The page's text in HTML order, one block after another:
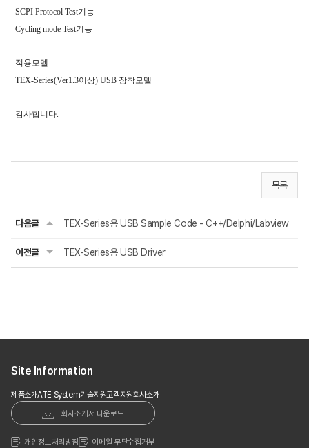
SCPI Protocol Test기능
Cycling mode Test기능
적용모델
TEX-Series(Ver1.3이상) USB 장착모델
감사합니다.
목록
다음글 TEX-Series용 USB Sample Code - C++/Delphi/Labview
이전글 TEX-Series용 USB Driver
Site Information
제품소개ATE System기술지원고객지원회사소개
회사소개서 다운로드
개인정보처리방침 이메일 무단수집거부